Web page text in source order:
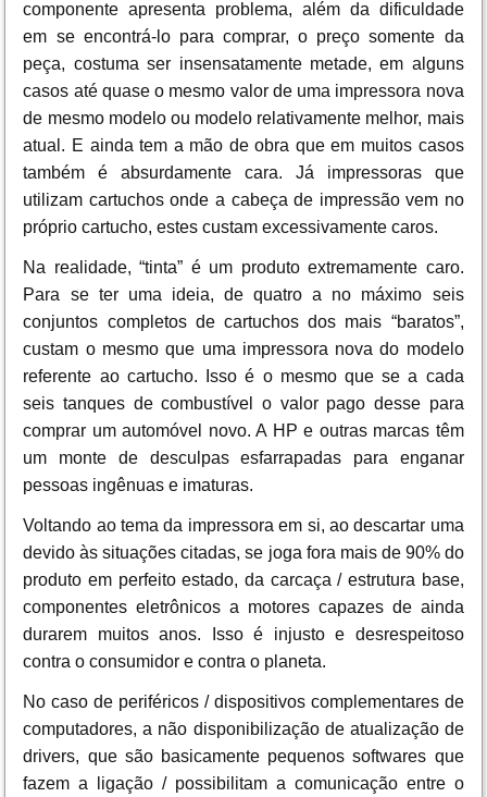
componente apresenta problema, além da dificuldade
em se encontrá-lo para comprar, o preço somente da
peça, costuma ser insensatamente metade, em alguns
casos até quase o mesmo valor de uma impressora nova
de mesmo modelo ou modelo relativamente melhor, mais
atual. E ainda tem a mão de obra que em muitos casos
também é absurdamente cara. Já impressoras que
utilizam cartuchos onde a cabeça de impressão vem no
próprio cartucho, estes custam excessivamente caros.
Na realidade, “tinta” é um produto extremamente caro.
Para se ter uma ideia, de quatro a no máximo seis
conjuntos completos de cartuchos dos mais “baratos”,
custam o mesmo que uma impressora nova do modelo
referente ao cartucho. Isso é o mesmo que se a cada
seis tanques de combustível o valor pago desse para
comprar um automóvel novo. A HP e outras marcas têm
um monte de desculpas esfarrapadas para enganar
pessoas ingênuas e imaturas.
Voltando ao tema da impressora em si, ao descartar uma
devido às situações citadas, se joga fora mais de 90% do
produto em perfeito estado, da carcaça / estrutura base,
componentes eletrônicos a motores capazes de ainda
durarem muitos anos. Isso é injusto e desrespeitoso
contra o consumidor e contra o planeta.
No caso de periféricos / dispositivos complementares de
computadores, a não disponibilização de atualização de
drivers, que são basicamente pequenos softwares que
fazem a ligação / possibilitam a comunicação entre o